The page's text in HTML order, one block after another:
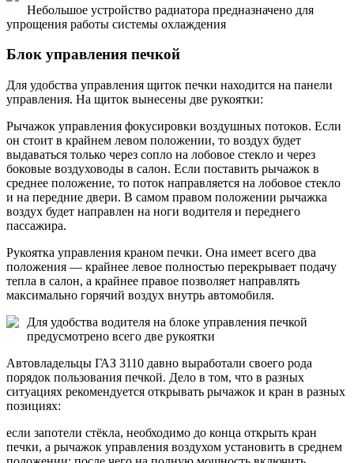
Небольшое устройство радиатора предназначено для
упрощения работы системы охлаждения
Блок управления печкой
Для удобства управления щиток печки находится на панели
управления. На щиток вынесены две рукоятки:
Рычажок управления фокусировки воздушных потоков. Если
он стоит в крайнем левом положении, то воздух будет
выдаваться только через сопло на лобовое стекло и через
боковые воздуховоды в салон. Если поставить рычажок в
среднее положение, то поток направляется на лобовое стекло
и на передние двери. В самом правом положении рычажка
воздух будет направлен на ноги водителя и переднего
пассажира.
Рукоятка управления краном печки. Она имеет всего два
положения — крайнее левое полностью перекрывает подачу
тепла в салон, а крайнее правое позволяет направлять
максимально горячий воздух внутрь автомобиля.
Для удобства водителя на блоке управления печкой
предусмотрено всего две рукоятки
Автовладельцы ГАЗ 3110 давно выработали своего рода
порядок пользования печкой. Дело в том, что в разных
ситуациях рекомендуется открывать рычажок и кран в разных
позициях:
если запотели стёкла, необходимо до конца открыть кран
печки, а рычажок управления воздухом установить в среднем